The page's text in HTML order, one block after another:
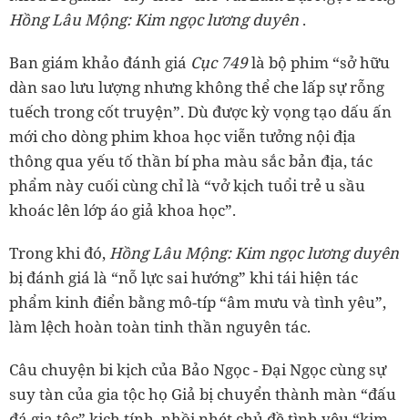
Hồng Lâu Mộng: Kim ngọc lương duyên .
Ban giám khảo đánh giá Cục 749là bộ phim “sở hữu
dàn sao lưu lượng nhưng không thể che lấp sự rỗng
tuếch trong cốt truyện”. Dù được kỳ vọng tạo dấu ấn
mới cho dòng phim khoa học viễn tưởng nội địa
thông qua yếu tố thần bí pha màu sắc bản địa, tác
phẩm này cuối cùng chỉ là “vở kịch tuổi trẻ u sầu
khoác lên lớp áo giả khoa học”.
Trong khi đó,Hồng Lâu Mộng: Kim ngọc lương duyên
bị đánh giá là “nỗ lực sai hướng” khi tái hiện tác
phẩm kinh điển bằng mô-típ “âm mưu và tình yêu”,
làm lệch hoàn toàn tinh thần nguyên tác.
Câu chuyện bi kịch của Bảo Ngọc - Đại Ngọc cùng sự
suy tàn của gia tộc họ Giả bị chuyển thành màn “đấu